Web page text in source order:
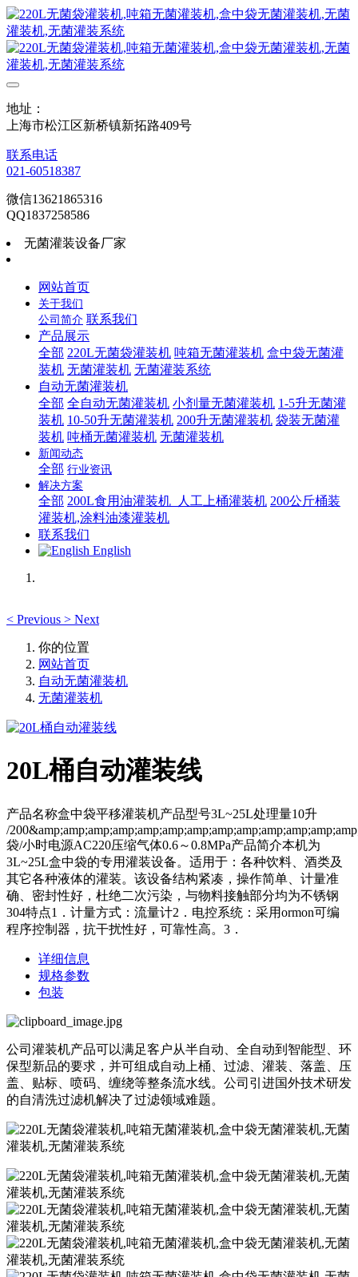
地址：
上海市松江区新桥镇新拓路409号
联系电话
021-60518387
微信13621865316
QQ1837258586
无菌灌装设备厂家
网站首页
关于我们
公司简介 联系我们
产品展示
全部 220L无菌袋灌装机 吨箱无菌灌装机 盒中袋无菌灌
装机 无菌灌装机 无菌灌装系统
自动无菌灌装机
全部 全自动无菌灌装机 小剂量无菌灌装机 1-5升无菌灌
装机 10-50升无菌灌装机 200升无菌灌装机 袋装无菌灌
装机 吨桶无菌灌装机 无菌灌装机
新闻动态
全部 行业资讯
解决方案
全部 200L食用油灌装机_人工上桶灌装机 200公斤桶装
灌装机,涂料油漆灌装机
联系我们
English
< Previous > Next
你的位置
网站首页
自动无菌灌装机
无菌灌装机
20L桶自动灌装线
产品名称盒中袋平移灌装机产品型号3L~25L处理量10升
/
袋/小时电源AC220压缩气体0.6～0.8MPa产品简介本机为
3L~25L盒中袋的专用灌装设备。适用于：各种饮料、酒类及
其它各种液体的灌装。该设备结构紧凑，操作简单、计量准
确、密封性好，杜绝二次污染，与物料接触部分均为不锈钢
304特点1．计量方式：流量计2．电控系统：采用ormon可编
程序控制器，抗干扰性好，可靠性高。3．
详细信息
规格参数
包装
公司灌装机产品可以满足客户从半自动、全自动到智能型、环
保型新品的要求，并可组成自动上桶、过滤、灌装、落盖、压
盖、贴标、喷码、缠绕等整条流水线。公司引进国外技术研发
的自清洗过滤机解决了过滤领域难题。